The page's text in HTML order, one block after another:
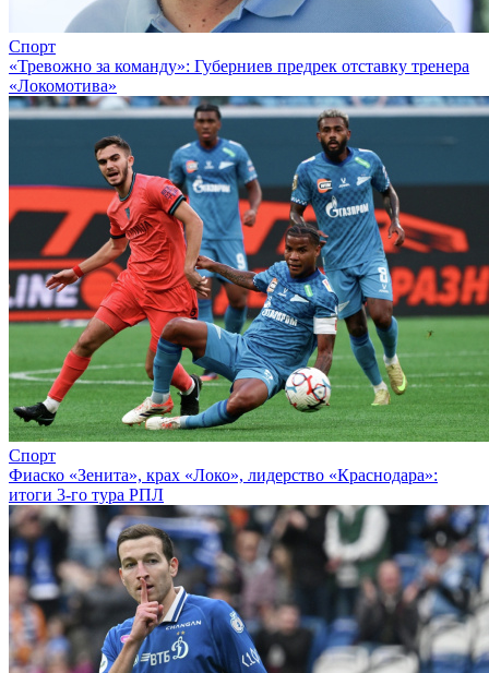
Спорт
«Тревожно за команду»: Губерниев предрек отставку тренера
«Локомотива»
Спорт
Фиаско «Зенита», крах «Локо», лидерство «Краснодара»:
итоги 3-го тура РПЛ